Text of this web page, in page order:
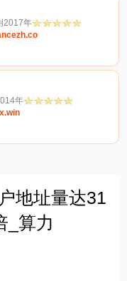
2017年
年
地址量达31
_算力